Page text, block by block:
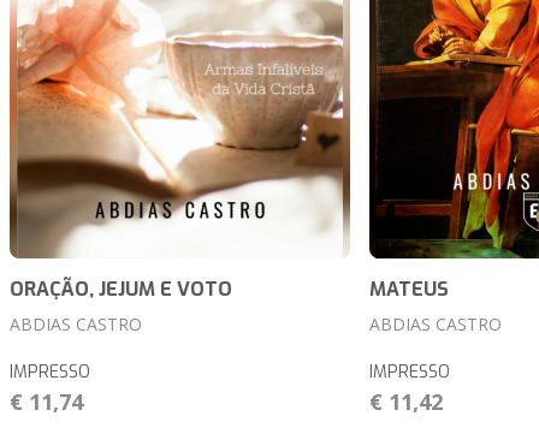
ORAÇÃO, JEJUM E VOTO
ABDIAS CASTRO
IMPRESSO
€ 11,74
MATEUS
ABDIAS CASTRO
IMPRESSO
€ 11,42